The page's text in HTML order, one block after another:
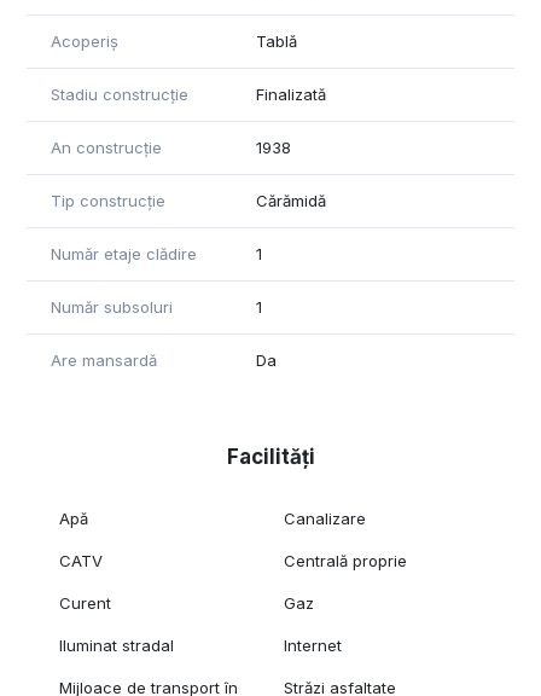
✔ Mansarda – aprox. 103 mp utili
• spatiu amplu, cu potential excelent de amenajare
Avantaje:
• Proprietate cu farmec autentic interbelic
• Tavane inalte si camere luminoase
• Vila cu grad ridicat de intimitate
• Compartimentare versatila, usor de adaptat
• Potential excelent pentru investitie sau rezidenta premium
• Zona foarte bine conectata, aproape de Piata Alba Iulia,
Decebal si Unirii
Aceasta proprietate nu este doar o casa, ci un imobil cu
Pentru mai multe informatii si pentru programarea unei
vizionari, va rugam sa ne contactati.
Acoperiș Tablă
Stadiu construcție Finalizată
An construcție 1938
Tip construcție Cărămidă
Număr etaje clădire 1
Număr subsoluri 1
Are mansardă Da
Facilități
Apă Canalizare
CATV Centrală proprie
Curent Gaz
Iluminat stradal Internet
Mijloace de transport în
Străzi asfaltate